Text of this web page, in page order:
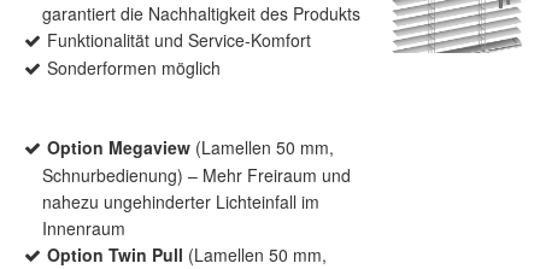
garantiert die Nachhaltigkeit des Produkts
Funktionalität und Service-Komfort
Sonderformen möglich
Option Megaview (Lamellen 50 mm,
Schnurbedienung) – Mehr Freiraum und
nahezu ungehinderter Lichteinfall im
Innenraum
Option Twin Pull (Lamellen 50 mm,